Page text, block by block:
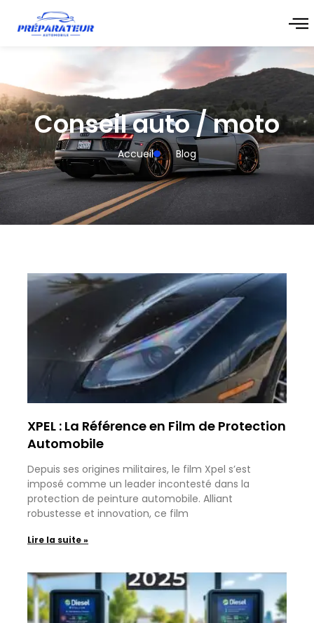
Conseil auto / moto
Accueil Blog
XPEL : La Référence en Film de Protection
Automobile
Depuis ses origines militaires, le film Xpel s’est
imposé comme un leader incontesté dans la
protection de peinture automobile. Alliant
robustesse et innovation, ce film
Lire la suite »